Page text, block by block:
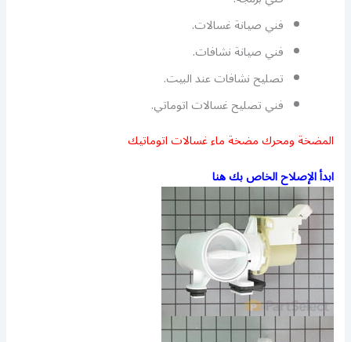
فني صيانة غسالات.
فني صيانة نشافات.
تصليح نشافات عند البيت.
فني تصليح غسالات اتوماتي.
المضخة ومحرك مضخة ماء غسالات اتوماتيك
ابدأ الإصلاح الخاص بك هنا